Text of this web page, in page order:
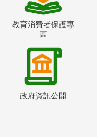
教育消費者保護專
區
政府資訊公開